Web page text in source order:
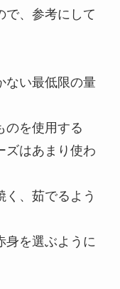
で、参考にして
ない最低限の量
のを使用する
ズはあまり使わ
く、茹でるよう
身を選ぶように